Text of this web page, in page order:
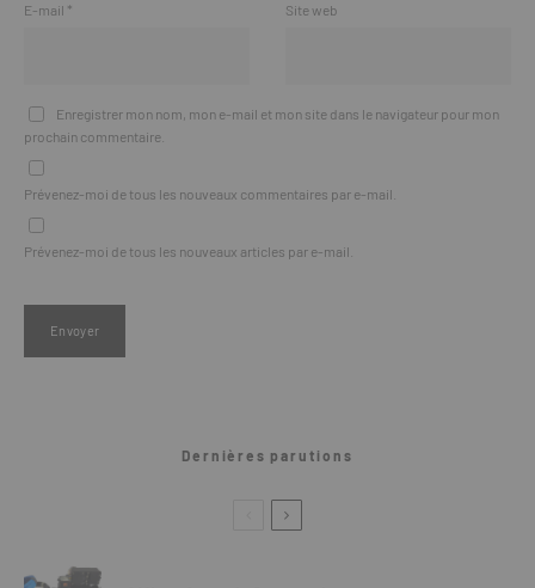
E-mail * Site web
Enregistrer mon nom, mon e-mail et mon site dans le navigateur pour mon
prochain commentaire.
Prévenez-moi de tous les nouveaux commentaires par e-mail.
Prévenez-moi de tous les nouveaux articles par e-mail.
Dernières parutions